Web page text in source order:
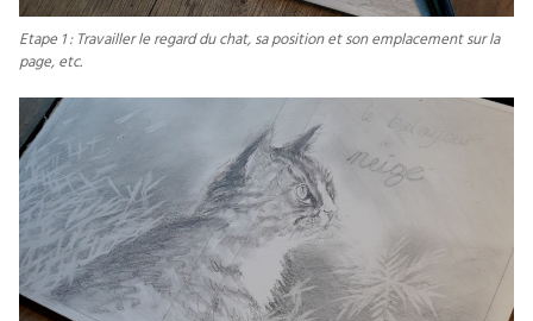
Etape 1 : Travailler le regard du chat, sa position et son emplacement sur la
page, etc.